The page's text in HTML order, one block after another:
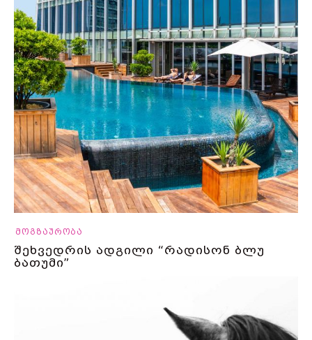
მოგზაურობა
შეხვედრის ადგილი “რადისონ ბლუ
ბათუმი”